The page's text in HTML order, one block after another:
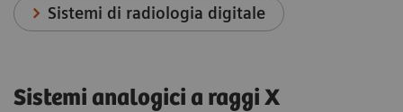
Sistemi di radiologia digitale
Sistemi analogici a raggi X